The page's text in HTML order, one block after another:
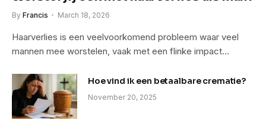
By Francis March 18, 2026
Haarverlies is een veelvoorkomend probleem waar veel
mannen mee worstelen, vaak met een flinke impact…
Hoe vind ik een betaalbare crematie?
November 20, 2025